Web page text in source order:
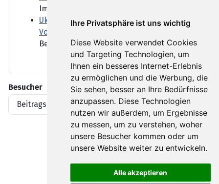
Ihre Privatsphäre ist uns wichtig
Diese Website verwendet Cookies
und Targeting Technologien, um
Ihnen ein besseres Internet-Erlebnis
zu ermöglichen und die Werbung, die
Sie sehen, besser an Ihre Bedürfnisse
anzupassen. Diese Technologien
nutzen wir außerdem, um Ergebnisse
zu messen, um zu verstehen, woher
unsere Besucher kommen oder um
unsere Website weiter zu entwickeln.
Alle akzeptieren
Im Kuhstall gibt es...
Ukraine meldet Tote bei Luftangriffen auf
Vorort von Kiew
Bei einer nächtlichen...
Besucher
Beitragsaufrufe
1919396